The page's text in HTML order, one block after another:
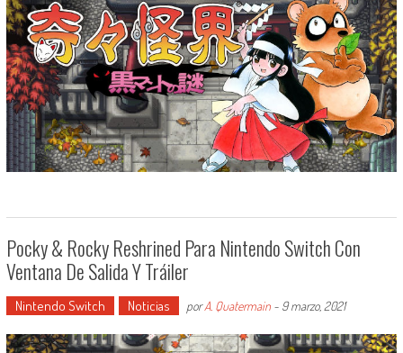
Pocky & Rocky Reshrined Para Nintendo Switch Con
Ventana De Salida Y Tráiler
Nintendo Switch Noticias porA. Quatermain- 9 marzo, 2021